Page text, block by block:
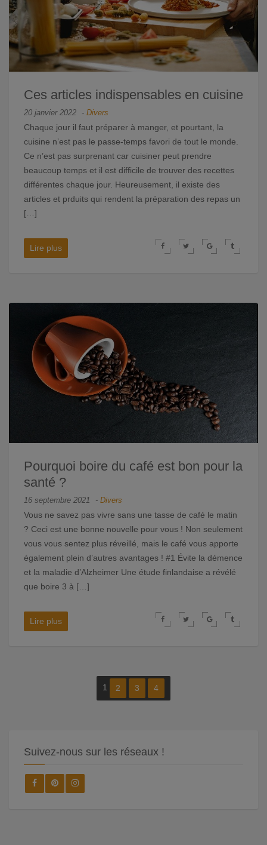
Ces articles indispensables en cuisine
20 janvier 2022 - Divers
Chaque jour il faut préparer à manger, et pourtant, la
cuisine n’est pas le passe-temps favori de tout le monde.
Ce n’est pas surprenant car cuisiner peut prendre
beaucoup temps et il est difficile de trouver des recettes
différentes chaque jour. Heureusement, il existe des
articles et prduits qui rendent la préparation des repas un
[…]
Lire plus
Pourquoi boire du café est bon pour la
santé ?
16 septembre 2021 - Divers
Vous ne savez pas vivre sans une tasse de café le matin
? Ceci est une bonne nouvelle pour vous ! Non seulement
vous vous sentez plus réveillé, mais le café vous apporte
également plein d’autres avantages ! #1 Évite la démence
et la maladie d’Alzheimer Une étude finlandaise a révélé
que boire 3 à […]
Lire plus
1 2 3 4
Suivez-nous sur les réseaux !